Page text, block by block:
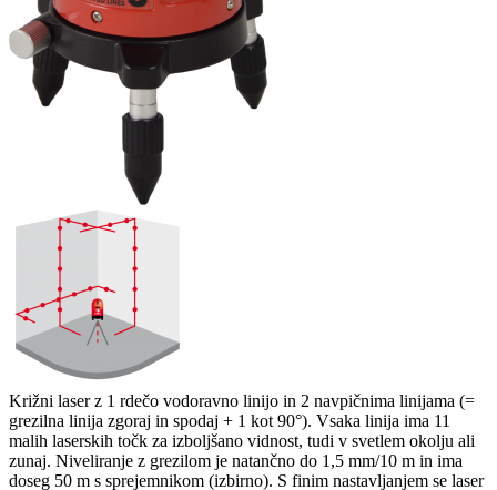
Križni laser z 1 rdečo vodoravno linijo in 2 navpičnima linijama (=
grezilna linija zgoraj in spodaj + 1 kot 90°). Vsaka linija ima 11
malih laserskih točk za izboljšano vidnost, tudi v svetlem okolju ali
zunaj. Niveliranje z grezilom je natančno do 1,5 mm/10 m in ima
doseg 50 m s sprejemnikom (izbirno). S finim nastavljanjem se laser